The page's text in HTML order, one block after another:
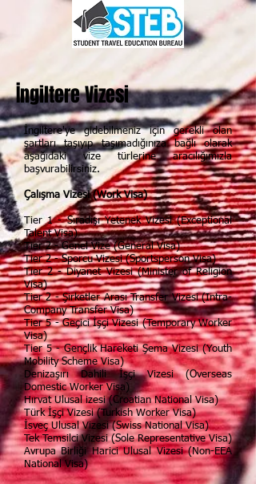
İngiltere Vizesi
İngiltere'ye gidebilmeniz için gerekli olan
şartları taşıyıp taşımadığınıza bağlı olarak
aşağıdaki vize türlerine aracılığımızla
başvurabilirsiniz.
Çalışma Vizesi (Work Visa)
Tier 1 - Sıradışı Yetenek Vizesi (Exceptional
Talent Visa)
Tier 2 - Genel Vize (General Visa)
Tier 2 - Sporcu Vizesi (Sportsperson Visa)
Tier 2 - Diyanet Vizesi (Minister of Religion
Visa)
Tier 2 - Şirketler Arası Transfer Vizesi (Intra-
Company Transfer Visa)
Tier 5 - Geçici İşçi Vizesi (Temporary Worker
Visa)
Tier 5 - Gençlik Hareketi Şema Vizesi (Youth
Mobility Scheme Visa)
Denizaşırı Dahili İşçi Vizesi (Overseas
Domestic Worker Visa)
Hırvat Ulusal izesi (Croatian National Visa)
Türk İşçi Vizesi (Turkish Worker Visa)
İsveç Ulusal Vizesi (Swiss National Visa)
Tek Temsilci Vizesi (Sole Representative Visa)
Avrupa Birliği Harici Ulusal Vizesi (Non-EEA
National Visa)